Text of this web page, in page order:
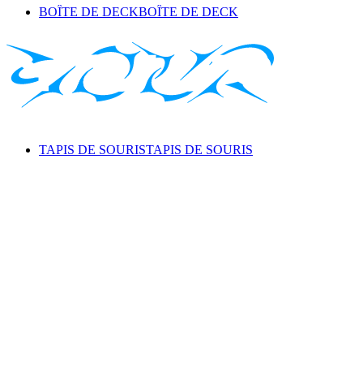
BOÎTE DE DECKBOÎTE DE DECK
TAPIS DE SOURISTAPIS DE SOURIS